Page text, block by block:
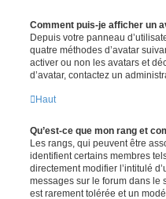
Comment puis-je afficher un
Depuis votre panneau
quatre méthodes d’avatar
activer ou non les avatars et
d’avatar, contactez un
Haut
Qu’est-ce que mon rang et
Les rangs, qui peuvent être
identifient certains membres
directement modifier l’intitulé
messages sur le forum dans le
est rarement tolérée et un